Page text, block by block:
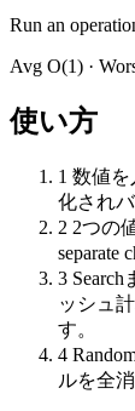
Run an
Avg O(1) ·
使い方
1 数値を
化され
2 2つの
separate
3
ッシュ
す。
4
ルを全